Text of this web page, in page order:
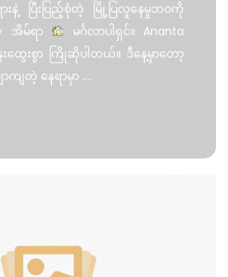
နဲ့ ပြီးပြည့်စုံတဲ့ မြို့ပြလူနေမှုဘဝကို
အိမ်ရာ
မင်္ဂလာပါရှင်။ Ananta
းထွေးစွာ ကြိုဆိုပါတယ်။ ဒီနေ့မှာတော့
ကျတဲ့ နေရာမှာ ....